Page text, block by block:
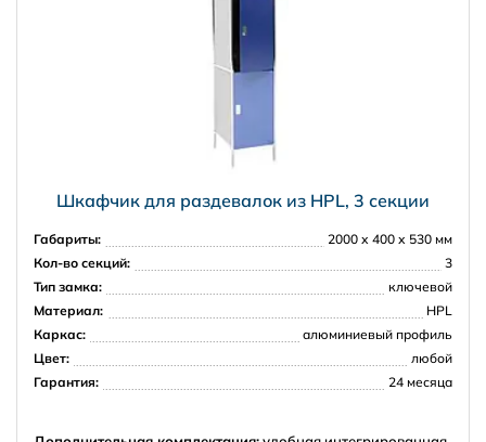
Шкафчик для раздевалок из HPL, 3 секции
Габариты:
2000 х 400 х 530 мм
Кол-во секций:
3
Тип замка:
ключевой
Материал:
HPL
Каркас:
алюминиевый профиль
Цвет:
любой
Гарантия:
24 месяца